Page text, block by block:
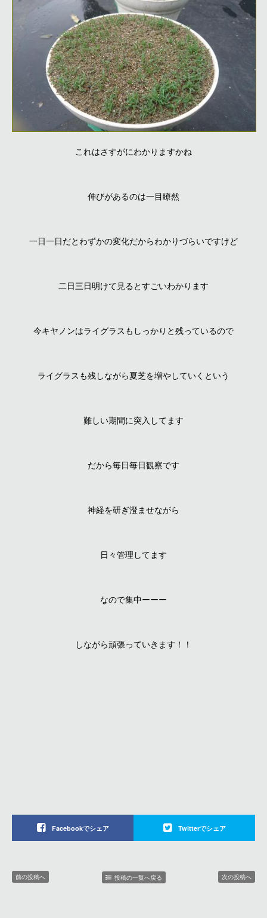
これはさすがにわかりますかね
伸びがあるのは一目瞭然
一日一日だとわずかの変化だからわかりづらいですけど
二日三日明けて見るとすごいわかります
今キヤノンはライグラスもしっかりと残っているので
ライグラスも残しながら夏芝を増やしていくという
難しい期間に突入してます
だから毎日毎日観察です
神経を研ぎ澄ませながら
日々管理してます
なので集中ーーー
しながら頑張っていきます！！
Facebookでシェア Twitterでシェア
前の投稿へ 投稿の一覧へ戻る 次の投稿へ